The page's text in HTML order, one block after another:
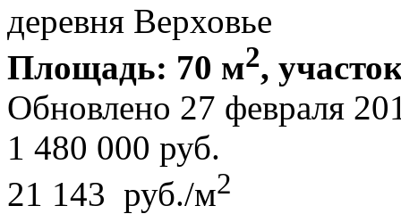
деревня Верховье
Площадь: 70 м2,
Обновлено 27 февраля
1 480 000 руб.
21 143 руб./м2